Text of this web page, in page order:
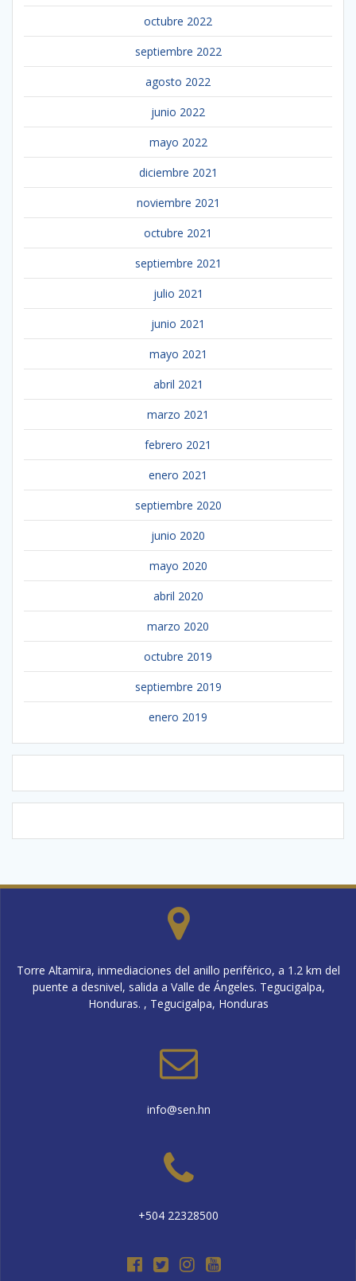
octubre 2022
septiembre 2022
agosto 2022
junio 2022
mayo 2022
diciembre 2021
noviembre 2021
octubre 2021
septiembre 2021
julio 2021
junio 2021
mayo 2021
abril 2021
marzo 2021
febrero 2021
enero 2021
septiembre 2020
junio 2020
mayo 2020
abril 2020
marzo 2020
octubre 2019
septiembre 2019
enero 2019
Torre Altamira, inmediaciones del anillo periférico, a 1.2 km del
puente a desnivel, salida a Valle de Ángeles. Tegucigalpa,
Honduras. , Tegucigalpa, Honduras
info@sen.hn
+504 22328500